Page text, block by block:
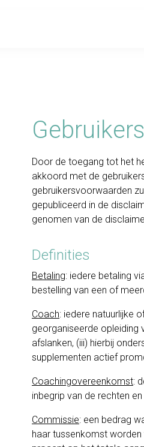
Door de toegang tot het
akkoord met de
gebruikersvoorwaarden
gepubliceerd in de
genomen van de
Definities
Betaling: iedere betaling
bestelling van een of
Coach: iedere natuurlijke
georganiseerde opleiding
afslanken, (iii) hierbij
supplementen actief
Coachingovereenkomst:
inbegrip van de rechten
Commissie: een bedrag
haar tussenkomst